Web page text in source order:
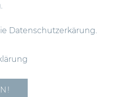
Datenschutzerkärung.